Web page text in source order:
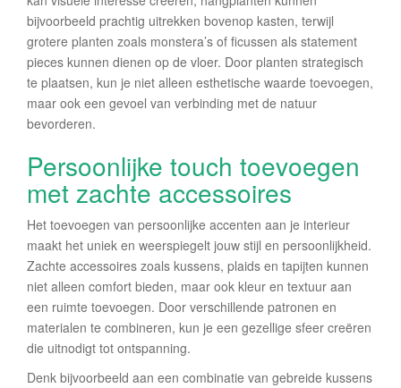
bijvoorbeeld prachtig uitrekken bovenop kasten, terwijl
grotere planten zoals monstera’s of ficussen als statement
pieces kunnen dienen op de vloer. Door planten strategisch
te plaatsen, kun je niet alleen esthetische waarde toevoegen,
maar ook een gevoel van verbinding met de natuur
bevorderen.
Persoonlijke touch toevoegen
met zachte accessoires
Het toevoegen van persoonlijke accenten aan je interieur
maakt het uniek en weerspiegelt jouw stijl en persoonlijkheid.
Zachte accessoires zoals kussens, plaids en tapijten kunnen
niet alleen comfort bieden, maar ook kleur en textuur aan
een ruimte toevoegen. Door verschillende patronen en
materialen te combineren, kun je een gezellige sfeer creëren
die uitnodigt tot ontspanning.
Denk bijvoorbeeld aan een combinatie van gebreide kussens